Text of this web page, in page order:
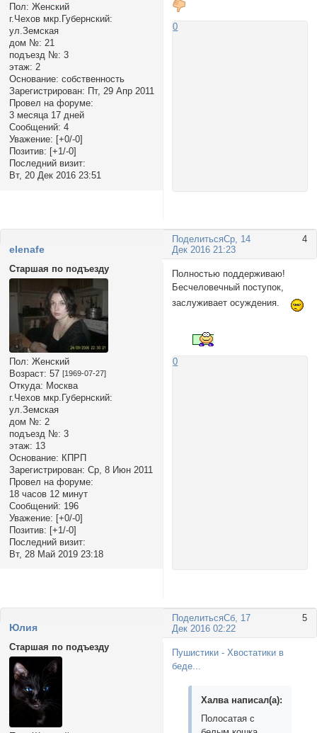
Пол: Женский
г.Чехов мкр.Губернский:
ул.Земская
дом №: 21
подъезд №: 3
этаж: 2
Основание: собственность
Зарегистрирован: Пт, 29 Апр 2011
Провел на форуме:
3 месяца 17 дней
Сообщений: 4
Уважение: [+0/-0]
Позитив: [+1/-0]
Последний визит:
Вт, 20 Дек 2016 23:51
0
Поделиться 4
Ср, 14
Дек 2016 21:23
elenafe
Старшая по подъезду
Пол: Женский
Возраст: 57 [1969-07-27]
Откуда: Москва
г.Чехов мкр.Губернский:
ул.Земская
дом №: 2
подъезд №: 3
этаж: 13
Основание: КПРП
Зарегистрирован: Ср, 8 Июн 2011
Провел на форуме:
18 часов 12 минут
Сообщений: 196
Уважение: [+0/-0]
Позитив: [+1/-0]
Последний визит:
Вт, 28 Май 2019 23:18
Полностью поддерживаю!
Бесчеловечный поступок,
заслуживает осуждения.
0
Поделиться 5
Сб, 17
Дек 2016 02:22
Юлия
Старшая по подъезду
Пушистики - Хвостатики в
беде...
Халва написал(а):
Полосатая с